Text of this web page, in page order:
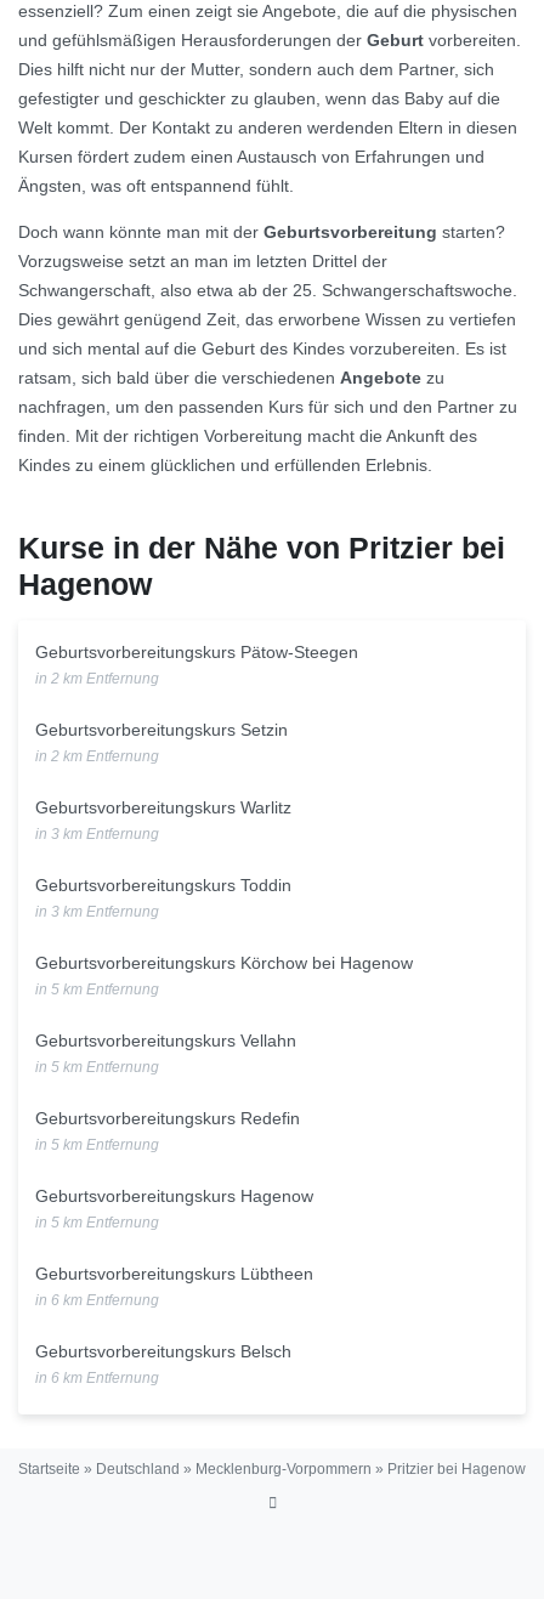
essenziell? Zum einen zeigt sie Angebote, die auf die physischen
und gefühlsmäßigen Herausforderungen der Geburt vorbereiten.
Dies hilft nicht nur der Mutter, sondern auch dem Partner, sich
gefestigter und geschickter zu glauben, wenn das Baby auf die
Welt kommt. Der Kontakt zu anderen werdenden Eltern in diesen
Kursen fördert zudem einen Austausch von Erfahrungen und
Ängsten, was oft entspannend fühlt.
Doch wann könnte man mit der Geburtsvorbereitung starten?
Vorzugsweise setzt an man im letzten Drittel der
Schwangerschaft, also etwa ab der 25. Schwangerschaftswoche.
Dies gewährt genügend Zeit, das erworbene Wissen zu vertiefen
und sich mental auf die Geburt des Kindes vorzubereiten. Es ist
ratsam, sich bald über die verschiedenen Angebote zu
nachfragen, um den passenden Kurs für sich und den Partner zu
finden. Mit der richtigen Vorbereitung macht die Ankunft des
Kindes zu einem glücklichen und erfüllenden Erlebnis.
Kurse in der Nähe von Pritzier bei
Hagenow
Geburtsvorbereitungskurs Pätow-Steegen
in 2 km Entfernung
Geburtsvorbereitungskurs Setzin
in 2 km Entfernung
Geburtsvorbereitungskurs Warlitz
in 3 km Entfernung
Geburtsvorbereitungskurs Toddin
in 3 km Entfernung
Geburtsvorbereitungskurs Körchow bei Hagenow
in 5 km Entfernung
Geburtsvorbereitungskurs Vellahn
in 5 km Entfernung
Geburtsvorbereitungskurs Redefin
in 5 km Entfernung
Geburtsvorbereitungskurs Hagenow
in 5 km Entfernung
Geburtsvorbereitungskurs Lübtheen
in 6 km Entfernung
Geburtsvorbereitungskurs Belsch
in 6 km Entfernung
Startseite » Deutschland » Mecklenburg-Vorpommern » Pritzier bei Hagenow